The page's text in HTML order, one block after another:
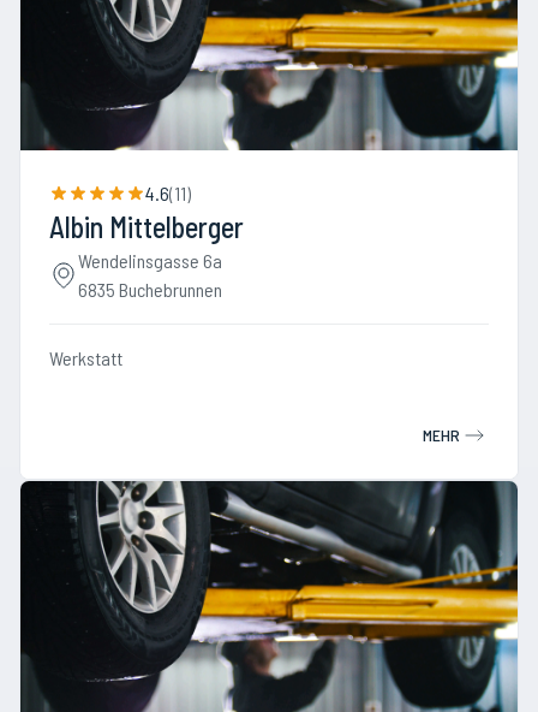
4.6(11)
Albin Mittelberger
Wendelinsgasse 6a
6835 Buchebrunnen
Werkstatt
MEHR